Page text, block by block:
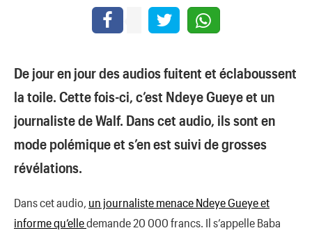
De jour en jour des audios fuitent et éclaboussent
la toile. Cette fois-ci, c’est Ndeye Gueye et un
journaliste de Walf. Dans cet audio, ils sont en
mode polémique et s’en est suivi de grosses
révélations.
Dans cet audio, un journaliste menace Ndeye Gueye et
informe qu’elledemande 20 000 francs. Il s’appelle Baba